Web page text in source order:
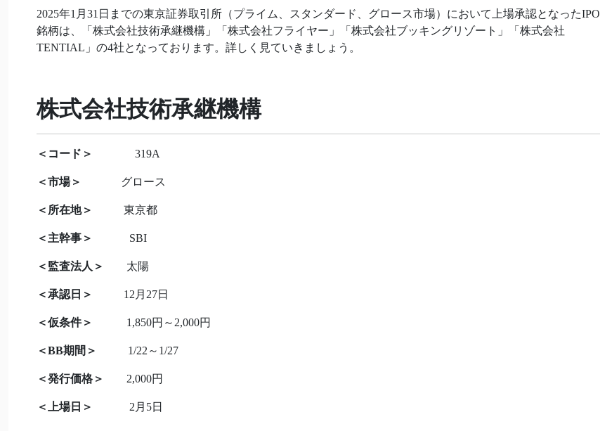
2025年1月31日までの東京証券取引所（プライム、スタンダード、グロース市場）において上場承認となったIPO
銘柄は、「株式会社技術承継機構」「株式会社フライヤー」「株式会社ブッキングリゾート」「株式会社
TENTIAL」の4社となっております。詳しく見ていきましょう。
株式会社技術承継機構
＜コード＞ 319A
＜市場＞ グロース
＜所在地＞ 東京都
＜主幹事＞ SBI
＜監査法人＞ 太陽
＜承認日＞ 12月27日
＜仮条件＞ 1,850円～2,000円
＜BB期間＞ 1/22～1/27
＜発行価格＞ 2,000円
＜上場日＞ 2月5日